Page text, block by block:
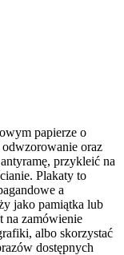
papierze o
odwzorowanie oraz
przykleić na
Plakaty to
a
jako pamiątka lub
na zamówienie
albo skorzystać
dostępnych